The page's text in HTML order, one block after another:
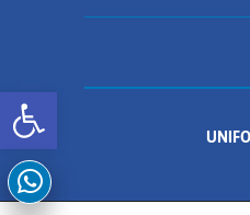
Abrir a barra de